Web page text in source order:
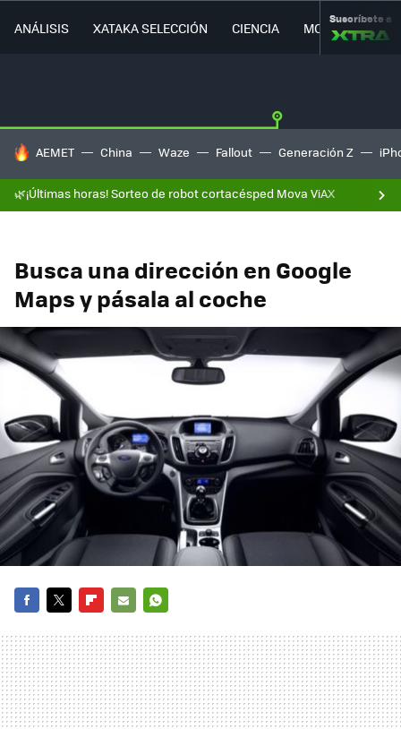
ANÁLISIS XATAKA SELECCIÓN CIENCIA MOVILIDAD
Suscríbete a
HOY SE HABLA DE
AEMET China Waze Fallout Generación Z
🌿¡Últimas horas! Sorteo de robot cortacésped Mova ViAX
Busca una dirección en Google
Maps y pásala al coche
MAIL